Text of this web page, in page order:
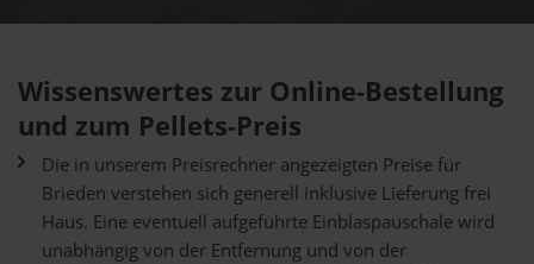
Wissenswertes zur Online-Bestellung
und zum Pellets-Preis
Die in unserem Preisrechner angezeigten Preise für
Brieden verstehen sich generell inklusive Lieferung frei
Haus. Eine eventuell aufgeführte Einblaspauschale wird
unabhängig von der Entfernung und von der